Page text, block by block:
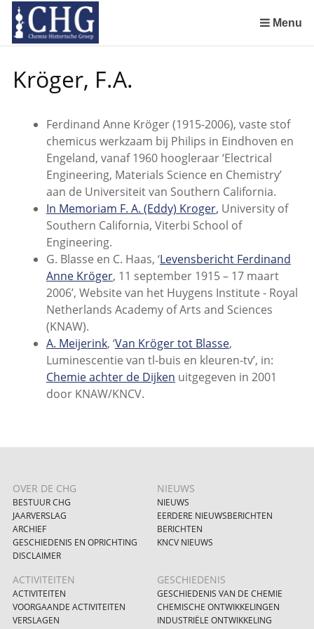
links
over
naar
de
Spring
naar
het
menu
Menu
Kröger, F.A.
Ferdinand Anne Kröger (1915-2006), vaste stof
chemicus werkzaam bij Philips in Eindhoven en
Engeland, vanaf 1960 hoogleraar ‘Electrical
Engineering, Materials Science en Chemistry’
aan de Universiteit van Southern California.
In Memoriam F. A. (Eddy) Kroger, University of
Southern California, Viterbi School of
Engineering.
G. Blasse en C. Haas, ‘Levensbericht Ferdinand
Anne Kröger, 11 september 1915 – 17 maart
2006’, Website van het Huygens Institute - Royal
Netherlands Academy of Arts and Sciences
(KNAW).
A. Meijerink, ‘Van Kröger tot Blasse,
Luminescentie van tl-buis en kleuren-tv’, in:
Chemie achter de Dijken uitgegeven in 2001
door KNAW/KNCV.
OVER DE CHG
BESTUUR CHG
JAARVERSLAG
ARCHIEF
GESCHIEDENIS EN OPRICHTING
DISCLAIMER
NIEUWS
NIEUWS
EERDERE NIEUWSBERICHTEN
BERICHTEN
KNCV NIEUWS
ACTIVITEITEN
ACTIVITEITEN
VOORGAANDE ACTIVITEITEN
VERSLAGEN
GESCHIEDENIS
GESCHIEDENIS VAN DE CHEMIE
CHEMISCHE ONTWIKKELINGEN
INDUSTRIËLE ONTWIKKELING